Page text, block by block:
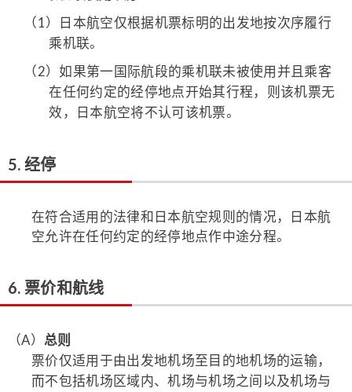
（1）
日本航空仅根据机票标明的出发地按次序履行
乘机联。
（2）如果第一国际航段的乘机联未被使用并且乘客
在任何约定的经停地点开始其行程，则该机票无
效，日本航空将不认可该机票。
5. 经停
在符合适用的法律和日本航空规则的情况，日本航
空允许在任何约定的经停地点作中途分程。
6. 票价和航线
（A） 总则
票价仅适用于由出发地机场至目的地机场的运输，
而不包括机场区域内、机场与机场之间以及机场与